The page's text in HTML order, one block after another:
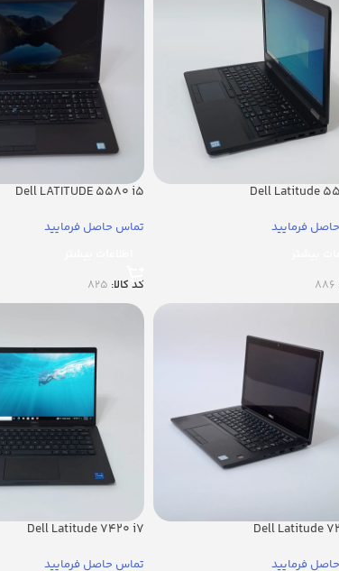
Dell Latitude
فرمایید
886
Dell LATITUDE 5580 i5
تماس حاصل فرمایید
کد کالا: 825
Dell Latitude
فرمایید
Dell Latitude 7420 i7
تماس حاصل فرمایید